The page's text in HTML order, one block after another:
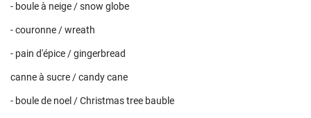
- boule à neige / snow globe
- couronne / wreath
- pain d'épice / gingerbread
canne à sucre / candy cane
- boule de noel / Christmas tree bauble